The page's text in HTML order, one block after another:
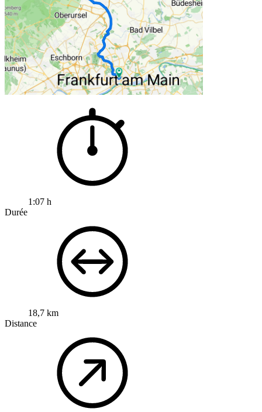
1:07 h
Durée
18,7 km
Distance